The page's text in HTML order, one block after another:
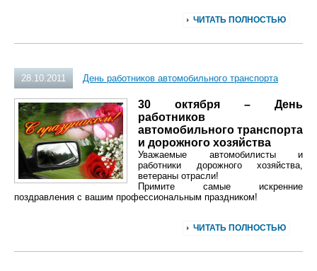
ЧИТАТЬ ПОЛНОСТЬЮ
28.10.2011 День работников автомобильного транспорта
30 октября – День
работников
автомобильного транспорта
и дорожного хозяйства
Уважаемые автомобилисты и
работники дорожного хозяйства,
ветераны отрасли!
Примите самые искренние
поздравления с вашим профессиональным праздником!
ЧИТАТЬ ПОЛНОСТЬЮ